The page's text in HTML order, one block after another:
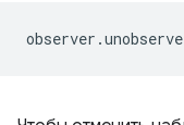
observer .unobserve